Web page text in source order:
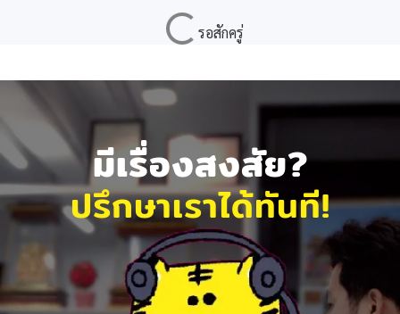
มีเรื่องสงสัย?
ปรึกษาเราได้ทันที!